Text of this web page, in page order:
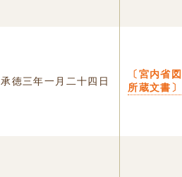
承徳三年一月二十四日
〔宮内省
所蔵文書〕